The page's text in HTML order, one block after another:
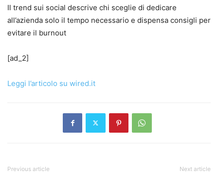
Il trend sui social descrive chi sceglie di dedicare
all’azienda solo il tempo necessario e dispensa consigli per
evitare il burnout
[ad_2]
Leggi l’articolo su wired.it
Previous article Next article